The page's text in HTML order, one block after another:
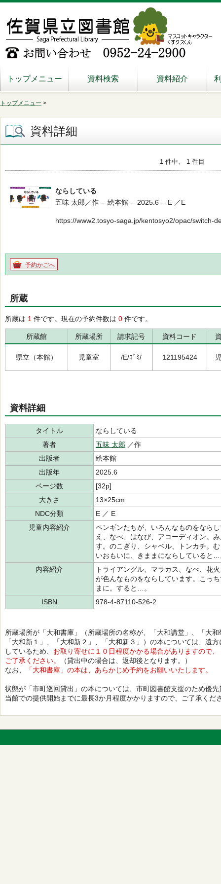
トップメニュー 資料検索 資料紹介
トップメニュー >
資料詳細
1 件中、 1 件目
ならしている
五味 太郎／作 -- 絵本館 -- 2025.6 -- E ／E
https://www2.tosyo-saga.jp/kentosyo2/opac/switch-
予約かごへ
所蔵
所蔵は 1 件です。現在の予約件数は 0 件です。
所蔵館 所蔵場所 請求記号 資料コード
県立（本館） 児童室 /E/ｺﾞﾐ/ 121195424
資料詳細
タイトル
ならしている
著者
五味 太郎 ／作
出版者
絵本館
出版年
2025.6
ページ数
[32p]
大きさ
13×25cm
NDC分類
E ／ E
児童内容紹介
ペンギンたちが、いろんなものをなら
え、なべ、はなび、アコーディオン。
す。のこぎり、シャベル、トンカチ。
いおもいに、きままにならしていると
内容紹介
トライアングル、マラカス、なべ、花
が色んなものをならしています。こっ
まに。すると…。
ISBN
978-4-87110-526-2
所蔵場所が「大和書庫」（所蔵場所の名称が、「大和講堂」、「大和
「大和新１」、「大和新２」、「大和新３」）の本については、遠方
しているため、 お取り寄せに１０日程度かかる場合がありますので、
ご了承ください。
（貸出中の場合は、返却後となります。）
なお、
「大和書庫」の本は、あらかじめ予約をお願いいたします。
状態が「市町巡回貸出」の本については、市町図書館支援のため優
当館での提供開始までに最長3か月程度かかりますので、ご了承くだ